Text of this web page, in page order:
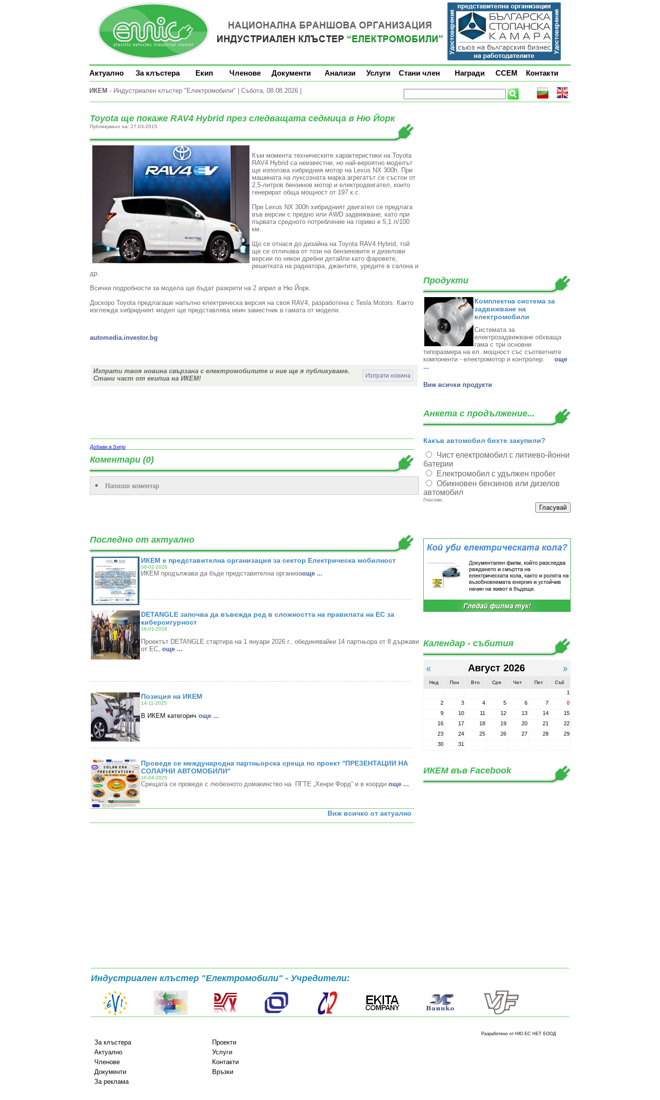
Актуално За клъстера Екип Членове Документи Анализи Услуги Стани член Награди ССЕМ Контакти
ИКЕМ - Индустриален клъстер "Електромобили" | Събота, 08.08.2026 |
Toyota ще покаже RAV4 Hybrid през следващата седмица в Ню Йорк
Публикувано на: 27-03-2015
Към момента техническите характеристики на Toyota
RAV4 Hybrid са неизвестни, но най-вероятно моделът
ще използва хибридния мотор на Lexus NX 300h. При
машината на луксозната марка агрегатът се състои от
2,5-литров бензинов мотор и електродвигател, които
генерират обща мощност от 197 к.с.
При Lexus NX 300h хибридният двигател се предлага
във версии с предно или AWD задвижване, като при
първата средното потребление на гориво е 5,1 л/100
км.
Що се отнася до дизайна на Toyota RAV4 Hybrid, той
ще се отличава от този на бензиновите и дизелови
версии по някои дребни детайли като фаровете,
решетката на радиатора, джантите, уредите в салона и
др.
Всички подробности за модела ще бъдат разкрити на 2 април в Ню Йорк.
Доскоро Toyota предлагаше напълно електрическа версия на своя RAV4, разработена с Tesla Motors. Както
изглежда хибридният модел ще представлява неин заместник в гамата от модели.
automedia.investor.bg
Изпрати твоя новина свързана с електромобилите и ние ще я публикуваме.
Стани част от екипиа на ИКЕМ!
Добави в Svejo
Коментари (0)
Напиши коментар
Последно от актуално
ИКЕМ е представителна организация за сектор Електрическа мобилност
06-02-2026
ИКЕМ продължава да бъде представителна организаoще ...
DETANGLE започва да въвежда ред в сложността на правилата на ЕС за
киберсигурност
16-01-2026
Проектът DETANGLE стартира на 1 януари 2026 г., обединявайки 14 партньора от 8 държави
от ЕС, oще ...
Позиция на ИКЕМ
14-11-2025
В ИКЕМ категорич oще ...
Проведе се международна партньорска среща по проект ''ПРЕЗЕНТАЦИИ НА
СОЛАРНИ АВТОМОБИЛИ''
10-04-2025
Срещата се проведе с любезното домакинство на ПГТЕ „Хенри Форд“ и в коорди oще ...
Виж всичко от актуално
Продукти
Комплектна система за
задвижване на
електромобили
Системата за
електрозадвижване обхваща
гама с три основни
типоразмера на ел. мощност със съответните
компоненти - електромотор и контролер. ‎ oще
...
Виж всички продукти
Анкета с продължение...
Какъв автомобил бихте закупили?
Чист електромобил с литиево-йонни
батерии
Електромобил с удължен пробег
Обикновен бензинов или дизелов
автомобил
Гласове:
Календар - събития
Август 2026
Нед Пон Вто Сря Чет Пет Съб
1
2
3 4 5 6 7
8
9
10 11 12 13 14
15
16
17 18 19 20 21
22
23
24 25 26 27 28
29
30
31
ИКЕМ във Facebook
Индустриален клъстер "Електромобили" - Учредители:
За клъстера
Проекти
Актуално
Услуги
Членове
Контакти
Документи
Връзки
За реклама
Разработено от НЮ ЕС НЕТ ЕООД